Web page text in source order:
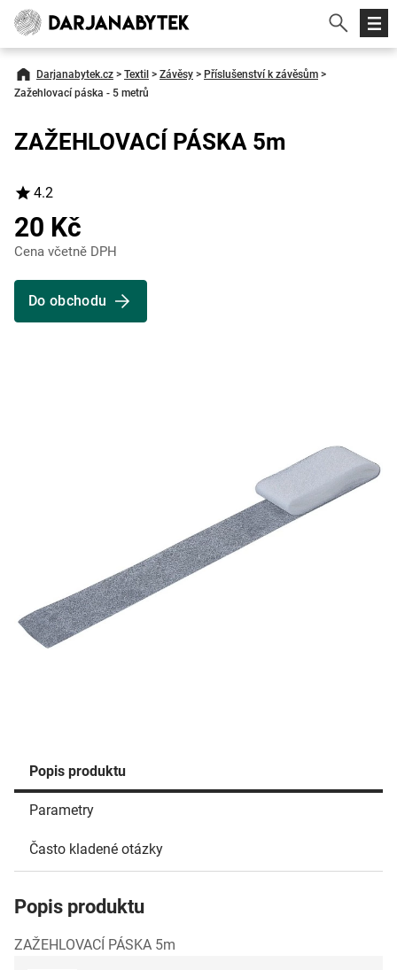
Darjanabytek.cz > Textil > Závěsy > Příslušenství k závěsům >
Zažehlovací páska - 5 metrů
Popis produktu
Parametry
Často kladené otázky
Popis produktu
ZAŽEHLOVACÍ PÁSKA 5m
ZAŽEHLOVACÍ PÁSKA 5m
4.2
20 Kč
Cena včetně DPH
Do obchodu